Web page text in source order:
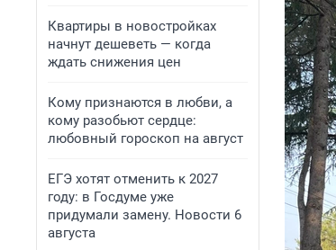
Квартиры в новостройках
начнут дешеветь — когда
ждать снижения цен
Кому признаются в любви, а
кому разобьют сердце:
любовный гороскоп на август
ЕГЭ хотят отменить к 2027
году: в Госдуме уже
придумали замену. Новости 6
августа